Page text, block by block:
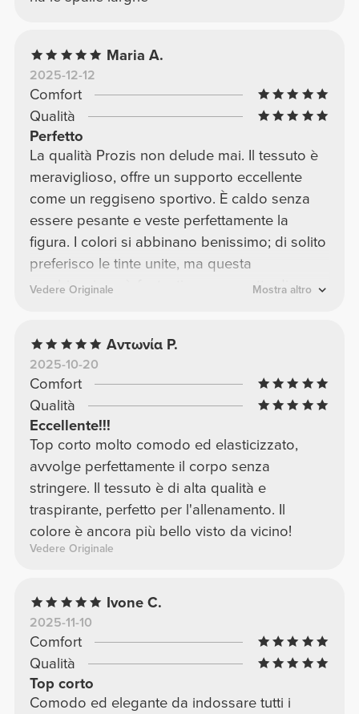
Maria A.
2025-12-12
Comfort
Qualità
Perfetto
La qualità Prozis non delude mai. Il tessuto è
meraviglioso, offre un supporto eccellente
come un reggiseno sportivo. È caldo senza
essere pesante e veste perfettamente la
figura. I colori si abbinano benissimo; di solito
preferisco le tinte unite, ma questa
combinazione è fantastica e permette di
Vedere Originale Mostra altro
Αντωνία Ρ.
2025-10-20
Comfort
Qualità
Eccellente!!!
Top corto molto comodo ed elasticizzato,
avvolge perfettamente il corpo senza
stringere. Il tessuto è di alta qualità e
traspirante, perfetto per l'allenamento. Il
colore è ancora più bello visto da vicino!
Vedere Originale
Ivone C.
2025-11-10
Comfort
Qualità
Top corto
Comodo ed elegante da indossare tutti i